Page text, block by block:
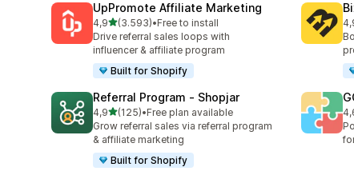
UpPromote Affiliate Marketing
4,9stelle su 5
(3.593)
3593 recensioni totali
•Free to install
Drive referral sales loops with
influencer & affiliate program
Built for Shopify
Referral Program ‑ Shopjar
4,9stelle su 5
(125)
125 recensioni totali
•Free plan available
Grow referral sales via referral program
& affiliate marketing
Built for Shopify